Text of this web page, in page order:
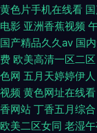
黄色片手机在线看
电影 亚洲香蕉视频
国产精品久久av 国
费 欧美高清一区二区
色网 五月天婷婷伊人
视频 黄色网址在线看
香网站 丁香五月综合
欧美二区女同 老湿